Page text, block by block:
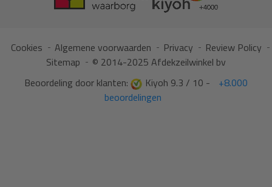
Cookies Algemene voorwaarden Privacy
Review Policy
Sitemap
© 2014-2025 Afdekzeilwinkel bv
Beoordeling door klanten:
Kiyoh 9.3 / 10 -
+8.000
beoordelingen